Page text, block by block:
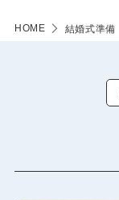
HOME 結婚式準備